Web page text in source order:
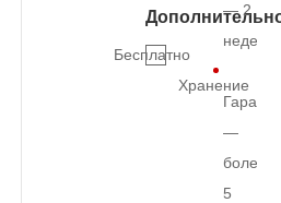
Бесплатно
Хранение
— 2
недели
—
более
5